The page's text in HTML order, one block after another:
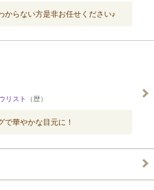
からない方是非お任せください♪
リスト （歴）
で華やかな目元に！